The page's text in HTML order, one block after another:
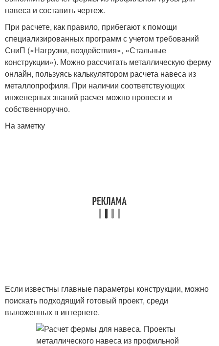
навеса и составить чертеж.
При расчете, как правило, прибегают к помощи
специализированных программ с учетом требований
СниП («Нагрузки, воздействия», «Стальные
конструкции»). Можно рассчитать металлическую ферму
онлайн, пользуясь калькулятором расчета навеса из
металлопрофиля. При наличии соответствующих
инженерных знаний расчет можно провести и
собственноручно.
На заметку
Если известны главные параметры конструкции, можно
поискать подходящий готовый проект, среди
выложенных в интернете.